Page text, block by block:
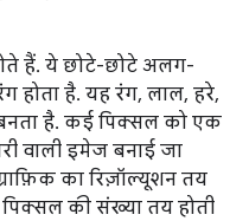
हैं. ये छोटे-छोटे अलग-
होता है. यह रंग, लाल, हरे,
है. कई पिक्सल को एक
वाली इमेज बनाई जा
का रिज़ॉल्यूशन तय
की संख्या तय होती